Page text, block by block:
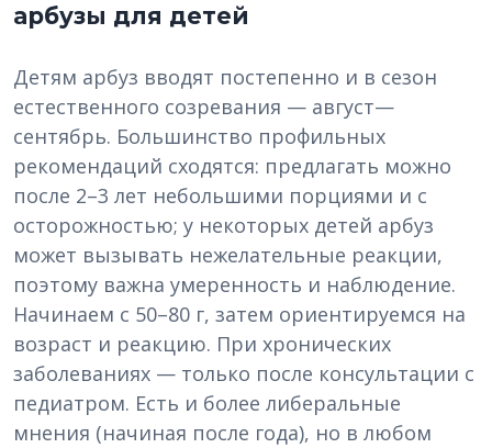
арбузы для детей
Детям арбуз вводят постепенно и в сезон
естественного созревания — август—
сентябрь. Большинство профильных
рекомендаций сходятся: предлагать можно
после 2–3 лет небольшими порциями и с
осторожностью; у некоторых детей арбуз
может вызывать нежелательные реакции,
поэтому важна умеренность и наблюдение.
Начинаем с 50–80 г, затем ориентируемся на
возраст и реакцию. При хронических
заболеваниях — только после консультации с
педиатром. Есть и более либеральные
мнения (начиная после года), но в любом